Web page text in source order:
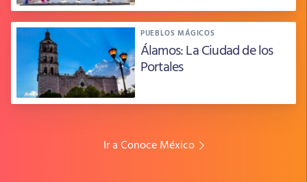
PUEBLOS MÁGICOS
Álamos: La Ciudad de los
Portales
Ir a Conoce México